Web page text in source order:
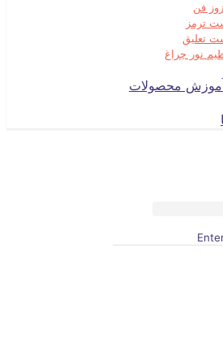
فن
ترمز
تعلیق
نور چراغ
محصولات